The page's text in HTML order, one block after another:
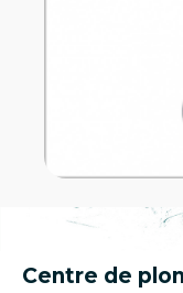
Centre de